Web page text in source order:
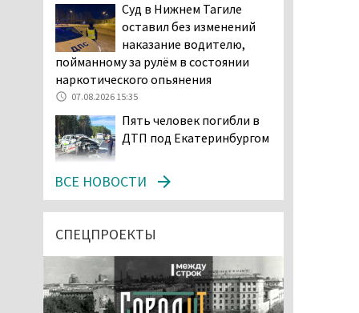
Суд в Нижнем Тагиле
оставил без изменений
наказание водителю,
пойманному за рулём в состоянии
наркотического опьянения
07.08.2026 15:35
Пять человек погибли в
ДТП под Екатеринбургом
проникли в квартиру
через балкон, чтобы
07.08.2026 14:20
В Красноуральске хитрый
водитель BMW ездил с
ВСЕ НОВОСТИ
СПЕЦПРОЕКТЫ